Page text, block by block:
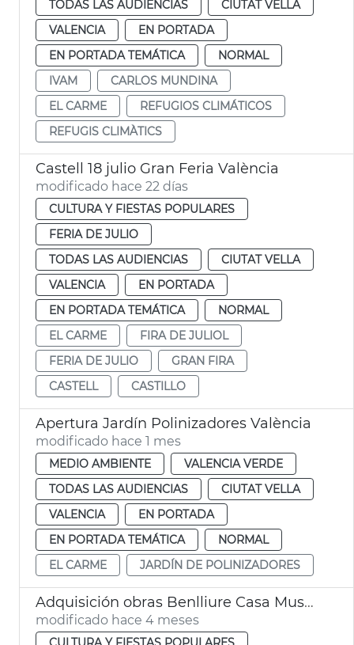
TODAS LAS AUDIENCIAS
CIUTAT VELLA
VALENCIA
EN PORTADA
EN PORTADA TEMÁTICA
NORMAL
IVAM
CARLOS MUNDINA
EL CARME
REFUGIOS CLIMÁTICOS
REFUGIS CLIMÀTICS
Castell 18 julio Gran Feria València
modificado hace 22 días
CULTURA Y FIESTAS POPULARES
FERIA DE JULIO
TODAS LAS AUDIENCIAS
CIUTAT VELLA
VALENCIA
EN PORTADA
EN PORTADA TEMÁTICA
NORMAL
EL CARME
FIRA DE JULIOL
FERIA DE JULIO
GRAN FIRA
CASTELL
CASTILLO
Apertura Jardín Polinizadores València
modificado hace 1 mes
MEDIO AMBIENTE
VALENCIA VERDE
TODAS LAS AUDIENCIAS
CIUTAT VELLA
VALENCIA
EN PORTADA
EN PORTADA TEMÁTICA
NORMAL
EL CARME
JARDÍN DE POLINIZADORES
Adquisición obras Benlliure Casa Museo València
modificado hace 4 meses